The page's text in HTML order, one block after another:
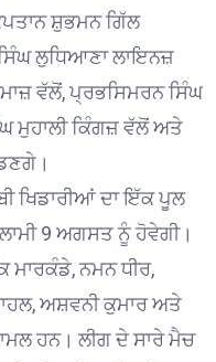
ਸ਼ੁਭਮਨ ਗਿੱਲ
ਲੁਧਿਆਣਾ ਲਾਇਨਜ਼
ਵੱਲੋਂ, ਪ੍ਰਭਸਿਮਰਨ ਸਿੰਘ
ਮੁਹਾਲੀ ਕਿੰਗਜ਼ ਵੱਲੋਂ ਅਤੇ
ਖਿਡਾਰੀਆਂ ਦਾ ਇੱਕ ਪੂਲ
9 ਅਗਸਤ ਨੂੰ ਹੋਵੇਗੀ।
ਨਮਨ ਧੀਰ,
ਅਸ਼ਵਨੀ ਕੁਮਾਰ ਅਤੇ
ਹਨ। ਲੀਗ ਦੇ ਸਾਰੇ ਮੈਚ